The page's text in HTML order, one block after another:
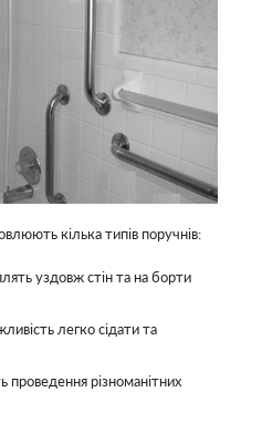
кілька типів поручнів:
уздовж стін та на борти
легко сідати та
різноманітних